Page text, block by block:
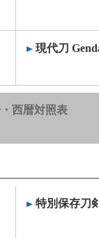
現代刀
西暦対照表
特別保存刀